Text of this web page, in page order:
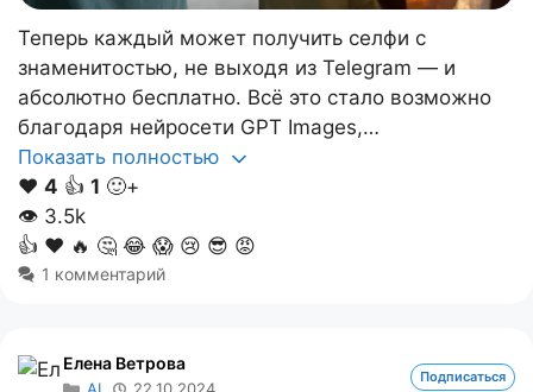
Теперь каждый может получить селфи с
знаменитостью, не выходя из Telegram — и
абсолютно бесплатно. Всё это стало возможно
благодаря нейросети GPT Images,…
Показать полностью
❤️ 4 👍 1 🙂+
👁 3.5k
👍 ❤️ 🔥 🤔 😂 😱 😢 😎 😡
1 комментарий
Елена Ветрова
Подписаться